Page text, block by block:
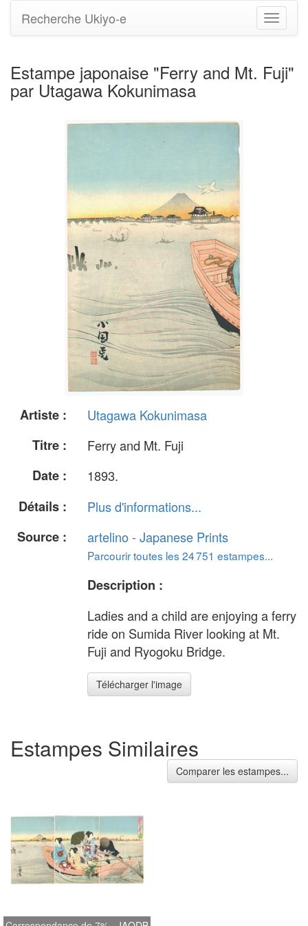
Basculer
la
Recherche Ukiyo-e
Estampe japonaise "Ferry and Mt. Fuji"
par Utagawa Kokunimasa
Artiste :
Utagawa Kokunimasa
Titre :
Ferry and Mt. Fuji
Date :
1893.
Détails :
Plus d'informations...
Source :
artelino - Japanese Prints
Parcourir toutes les 24 751 estampes...
Description :
Ladies and a child are enjoying a ferry
ride on Sumida River looking at Mt.
Fuji and Ryogoku Bridge.
Télécharger l'image
Estampes Similaires
Comparer les estampes...